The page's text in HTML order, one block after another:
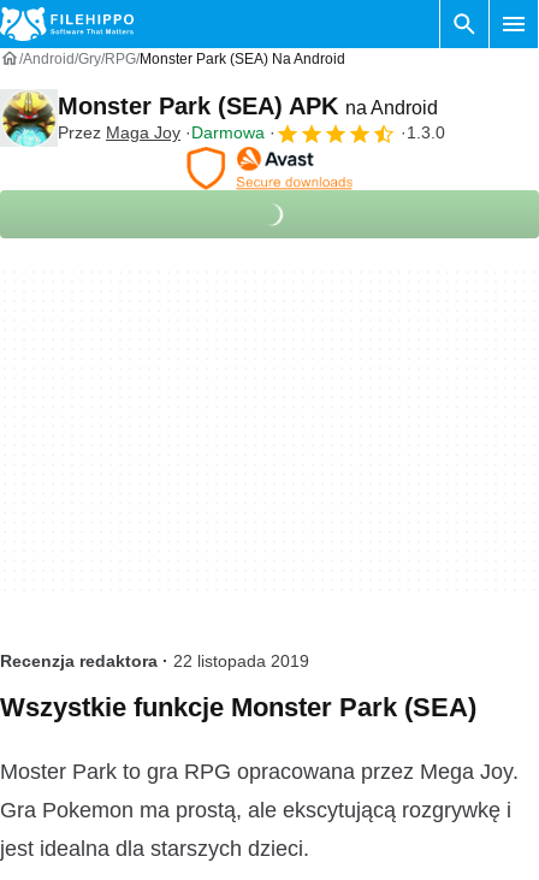
Android Gry RPG Monster Park (SEA) Na Android
Monster Park (SEA) APK na Android
Przez Maga Joy Darmowa 1.3.0
Recenzja redaktora · 22 listopada 2019
Wszystkie funkcje Monster Park (SEA)
Moster Park to gra RPG opracowana przez Mega Joy.
Gra Pokemon ma prostą, ale ekscytującą rozgrywkę i
jest idealna dla starszych dzieci.